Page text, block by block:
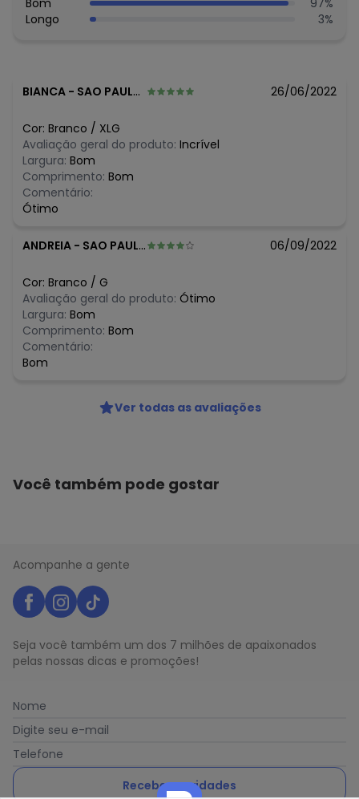
Histórico de preços
julho/2026 N/D*
maio/2026
abril/2026
março/2026
fevereiro/2026
Bom
97%
Longo
3%
BIANCA - SAO PAULO - SP 26/06/2022
Cor: Branco / XLG
Avaliação geral do produto: Incrível
Largura: Bom
Comprimento: Bom
Comentário:
Ótimo
ANDREIA - SAO PAULO - SP 06/09/2022
Cor: Branco / G
Avaliação geral do produto: Ótimo
Largura: Bom
Comprimento: Bom
Comentário:
Bom
Ver todas as avaliações
Você também pode gostar
Acompanhe a gente
Seja você também um dos 7 milhões de apaixonados
pelas nossas dicas e promoções!
Nome
Digite seu e-mail
Telefone
Receber novidades